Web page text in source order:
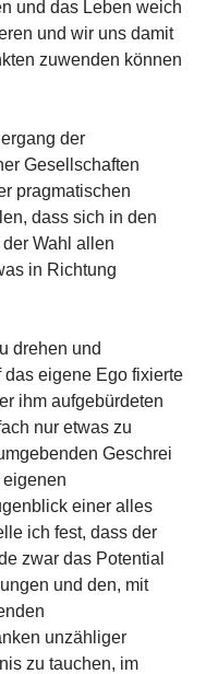
und das Leben weich
und wir uns damit
zuwenden können
der
Gesellschaften
pragmatischen
dass sich in den
Wahl allen
in Richtung
drehen und
eigene Ego fixierte
ihm aufgebürdeten
nur etwas zu
Geschrei
einer alles
ich fest, dass der
zwar das Potential
und den, mit
unzähliger
zu tauchen, im